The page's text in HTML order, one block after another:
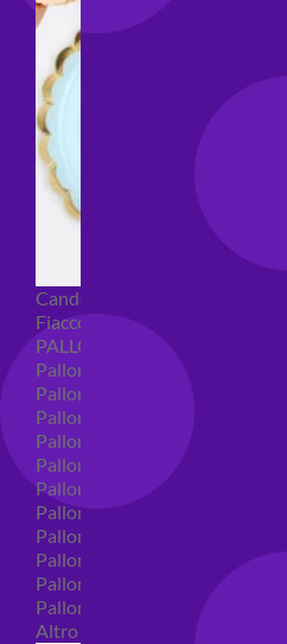
Candeline compleanno
Fiaccole
PALLONCINI
Palloncini in lattice
Palloncini in lattice monocolore
Palloncini in lattice
Palloncini in lattice
Palloncini in lattice
Palloncini in lattice
Palloncini in lattice decorati
Palloncini in lattice decorati
Palloncini in lattice decorati
Palloncini in lattice decorati
Palloncini in lattice decorati
Altro